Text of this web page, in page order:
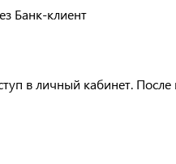
Банк-клиент
в личный кабинет. После